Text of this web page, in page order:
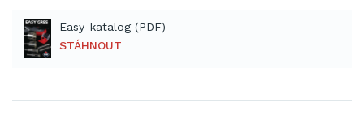
Easy-katalog (PDF)
STÁHNOUT